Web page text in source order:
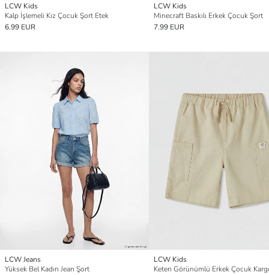
LCW Kids
Kalp İşlemeli Kız Çocuk Şort Etek
6.99 EUR
LCW Kids
Minecraft Baskılı Erkek Çocuk Şort
7.99 EUR
LCW Jeans
Yüksek Bel Kadın Jean Şort
LCW Kids
Keten Görünümlü Erkek Çocuk